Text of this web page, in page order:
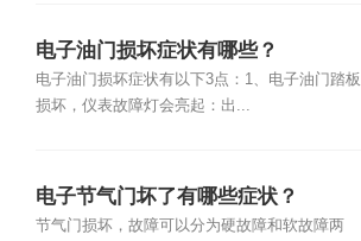
电子油门损坏症状有哪些？
电子油门损坏症状有以下3点：1、电子油门踏板
损坏，仪表故障灯会亮起：出...
电子节气门坏了有哪些症状？
节气门损坏，故障可以分为硬故障和软故障两